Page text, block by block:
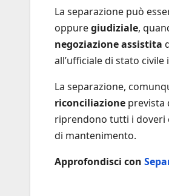
La separazione può
oppuregiudiziale,
negoziazione assistita
all’ufficiale di stato civile
La separazione,
riconciliazione prevista
riprendono tutti i doveri
di mantenimento.
Approfondisci con